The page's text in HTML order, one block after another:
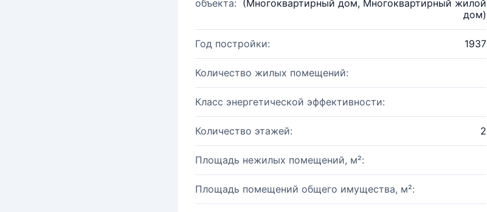
объекта: (Многоквартирный дом, Многоквартирный жилой
дом)
Год постройки: 1937
Количество жилых помещений:
Класс энергетической эффективности:
Количество этажей: 2
Площадь нежилых помещений, м²:
Площадь помещений общего имущества, м²: